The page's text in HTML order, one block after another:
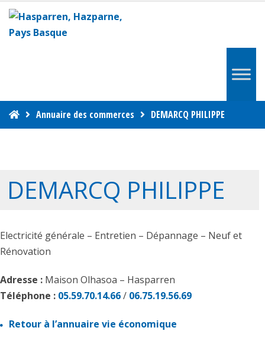
Annuaire des commerces DEMARCQ PHILIPPE
DEMARCQ PHILIPPE
Electricité générale – Entretien – Dépannage – Neuf et
Rénovation
Adresse : Maison Olhasoa – Hasparren
Téléphone : 05.59.70.14.66/ 06.75.19.56.69
Retour à l’annuaire vie économique